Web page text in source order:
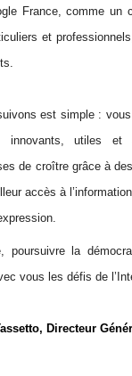
France, comme un
et
est simple :
innovants, utiles et
de croître grâce à
accès à
poursuivre la
vous les défis de
Directeur